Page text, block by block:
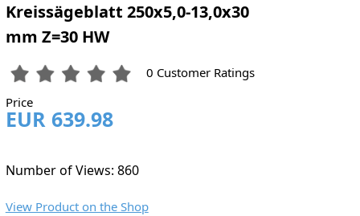
Kreissägeblatt 250x5,0-13,0x30
mm Z=30 HW
0 Customer Ratings
Price
EUR 639.98
Number of Views: 860
View Product on the Shop